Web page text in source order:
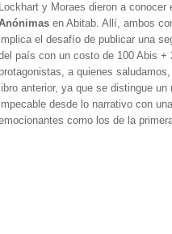
Lockhart y Moraes dieron a
en Abitab. Allí, ambos
implica el desafío de publicar una
país con un costo de 100 Abis +
protagonistas, a quienes
libro anterior, ya que se distingue
impecable desde lo narrativo con
como los de la